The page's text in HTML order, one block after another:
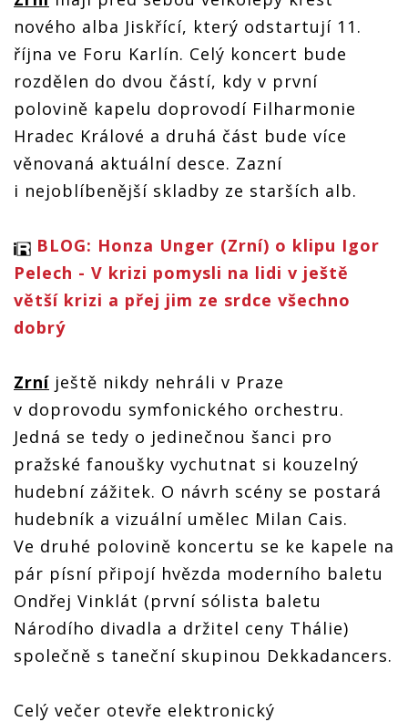
koncert, v
říjnu
zahrají ve
Foru
Karlín za
doprovodu
filharmonie
říjnu
zahrají ve
Foru
Karlín za
doprovodu
filharmonie
koncert, v
říjnu
zahrají ve
Foru
Karlín za
doprovodu
filharmonie
říjnu
zahrají ve
Foru
Karlín za
filharmonie
nového alba Jiskřící, který odstartují 11.
října ve Foru Karlín. Celý koncert bude
rozdělen do dvou částí, kdy v první
polovině kapelu doprovodí Filharmonie
Hradec Králové a druhá část bude více
věnovaná aktuální desce. Zazní
i nejoblíbenější skladby ze starších alb.
BLOG: Honza Unger (Zrní) o klipu Igor
Pelech - V krizi pomysli na lidi v ještě
větší krizi a přej jim ze srdce všechno
dobrý
Zrní ještě nikdy nehráli v Praze
v doprovodu symfonického orchestru.
Jedná se tedy o jedinečnou šanci pro
pražské fanoušky vychutnat si kouzelný
hudební zážitek. O návrh scény se postará
hudebník a vizuální umělec Milan Cais.
Ve druhé polovině koncertu se ke kapele na
pár písní připojí hvězda moderního baletu
Ondřej Vinklát (první sólista baletu
Národího divadla a držitel ceny Thálie)
společně s taneční skupinou Dekkadancers.
Celý večer otevře elektronický